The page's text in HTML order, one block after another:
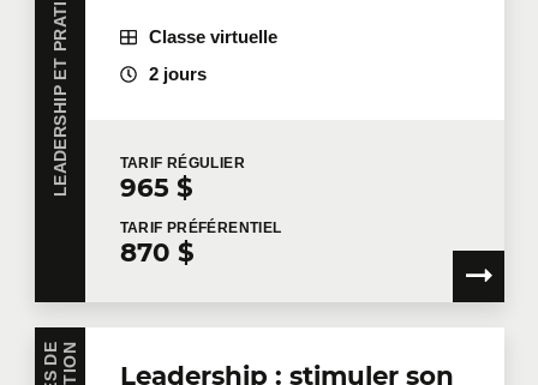
Classe virtuelle
2 jours
TARIF RÉGULIER
965 $
TARIF PRÉFÉRENTIEL
870 $
Leadership : stimuler son